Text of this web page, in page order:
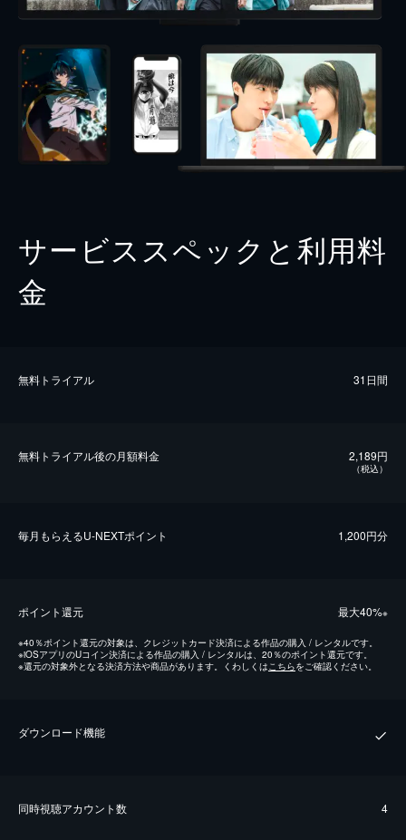
サービススペックと利用料
金
無料トライアル 31日間
無料トライアル後の⽉額料金 2,189円
（税込）
毎⽉もらえるU-NEXTポイント 1,200円分
ポイント還元 最⼤40%※
※40％ポイント還元の対象は、クレジットカード決済による作品の購入 / レンタルです。
※iOSアプリのUコイン決済による作品の購入 / レンタルは、20％のポイント還元です。
※還元の対象外となる決済方法や商品があります。くわしくはこちらをご確認ください。
ダウンロード機能
同時視聴アカウント数 4